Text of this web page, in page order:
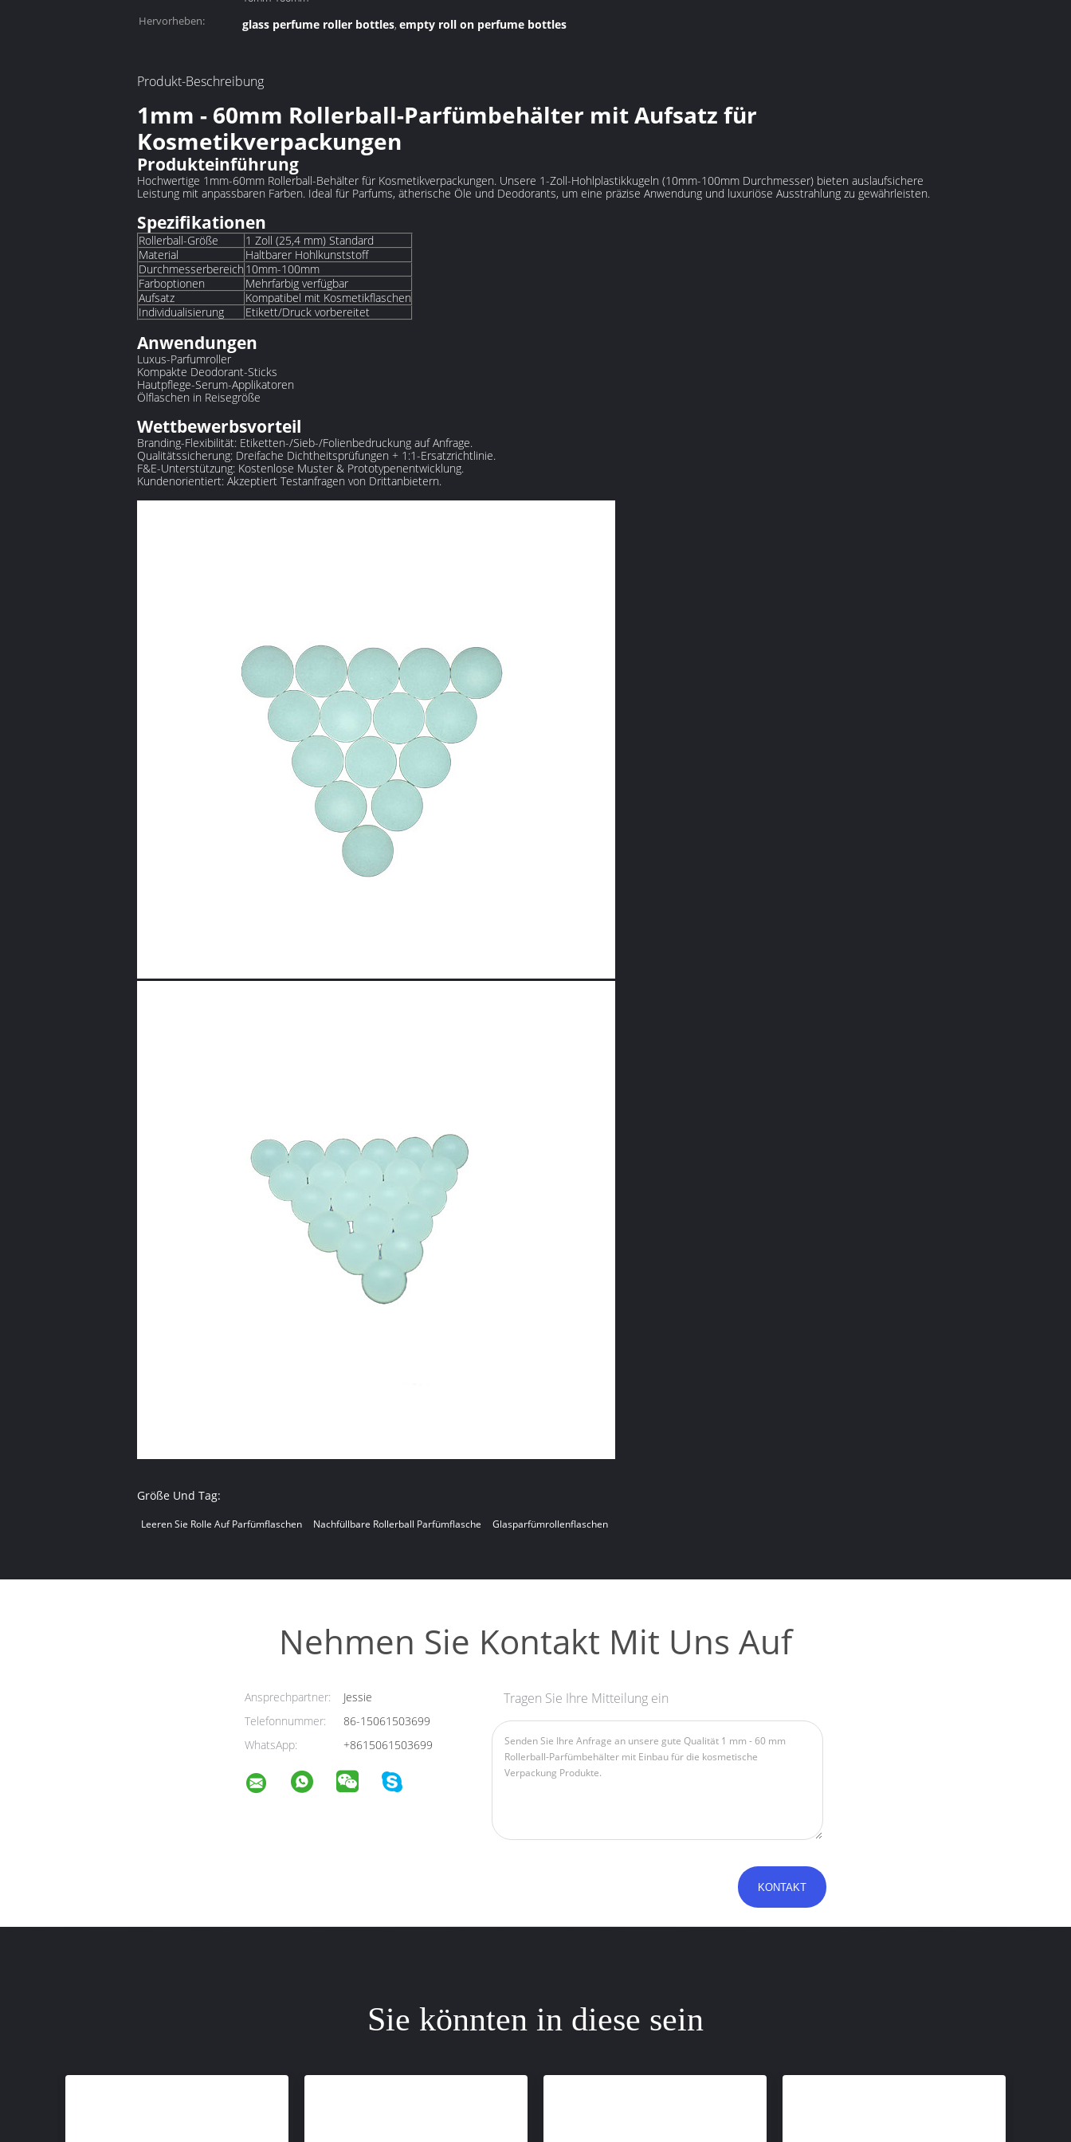
Hervorheben:
glass perfume roller bottles, empty roll on perfume bottles
Produkt-Beschreibung
1mm - 60mm Rollerball-Parfümbehälter mit Aufsatz für
Kosmetikverpackungen
Produkteinführung
Hochwertige 1mm-60mm Rollerball-Behälter für Kosmetikverpackungen. Unsere 1-Zoll-Hohlplastikkugeln (10mm-100mm Durchmesser) bieten auslaufsichere
Leistung mit anpassbaren Farben. Ideal für Parfums, ätherische Öle und Deodorants, um eine präzise Anwendung und luxuriöse Ausstrahlung zu gewährleisten.
Spezifikationen
Rollerball-Größe
1 Zoll (25,4 mm) Standard
Material
Haltbarer Hohlkunststoff
Durchmesserbereich 10mm-100mm
Farboptionen
Mehrfarbig verfügbar
Aufsatz
Kompatibel mit Kosmetikflaschen
Individualisierung
Etikett/Druck vorbereitet
‌Anwendungen
Luxus-Parfumroller
Kompakte Deodorant-Sticks
Hautpflege-Serum-Applikatoren
Ölflaschen in Reisegröße
Wettbewerbsvorteil
‌Branding-Flexibilität:‌ Etiketten-/Sieb-/Folienbedruckung auf Anfrage.
‌Qualitätssicherung:‌ Dreifache Dichtheitsprüfungen + 1:1-Ersatzrichtlinie.
‌F&E-Unterstützung:‌ Kostenlose Muster & Prototypenentwicklung.
‌Kundenorientiert:‌ Akzeptiert Testanfragen von Drittanbietern.
Größe Und Tag:
Leeren Sie Rolle Auf Parfümflaschen Nachfüllbare Rollerball Parfümflasche Glasparfümrollenflaschen
Nehmen Sie Kontakt Mit Uns Auf
Ansprechpartner:
Jessie
Telefonnummer:
86-15061503699
WhatsApp:
+8615061503699
Tragen Sie Ihre Mitteilung ein
Sie könnten in diese sein